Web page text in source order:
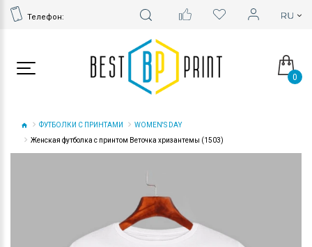
Телефон:
0
ФУТБОЛКИ С ПРИНТАМИ
WOMEN'S DAY
Женская футболка с принтом Веточка хризантемы (1503)